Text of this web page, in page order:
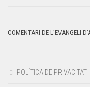
COMENTARI DE L’EVANGELI
POLÍTICA DE PRIVACITAT